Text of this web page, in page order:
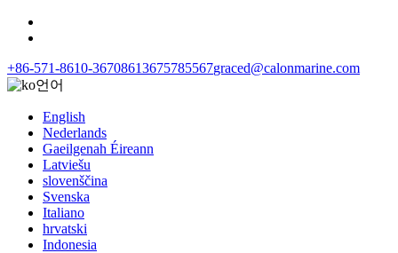
+86-571-8610-36708613675785567graced@calonmarine.com
언어
English
Nederlands
Gaeilgenah Éireann
Latviešu
slovenščina
Svenska
Italiano
hrvatski
Indonesia